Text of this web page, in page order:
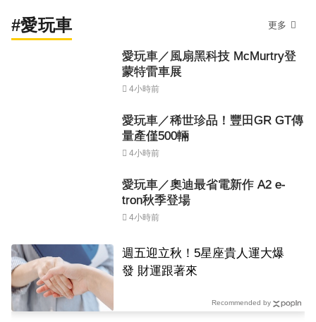
#愛玩車 更多
愛玩車／風扇黑科技 McMurtry登
蒙特雷車展
4小時前
愛玩車／稀世珍品！豐田GR GT傳
量產僅500輛
4小時前
愛玩車／奧迪最省電新作 A2 e-
tron秋季登場
4小時前
週五迎立秋！5星座貴人運大爆
發 財運跟著來
Recommended by